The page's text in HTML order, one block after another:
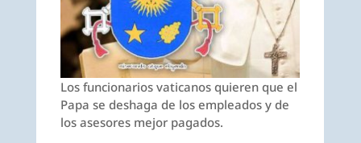
Los funcionarios vaticanos quieren que el
Papa se deshaga de los empleados y de
los asesores mejor pagados.